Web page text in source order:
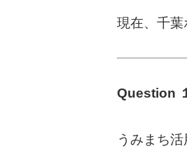
現在、千葉
Question
うみまち